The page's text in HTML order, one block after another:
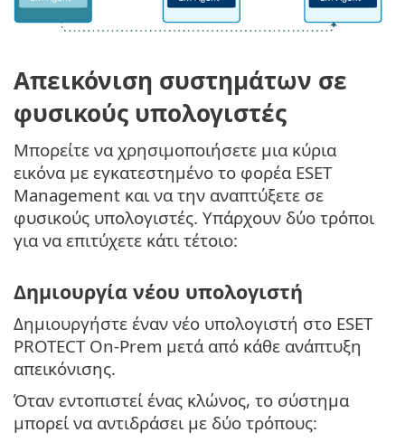
Απεικόνιση συστημάτων σε
φυσικούς υπολογιστές
Μπορείτε να χρησιμοποιήσετε μια κύρια
εικόνα με εγκατεστημένο το φορέα ESET
Management και να την αναπτύξετε σε
φυσικούς υπολογιστές. Υπάρχουν δύο τρόποι
για να επιτύχετε κάτι τέτοιο:
Δημιουργία νέου υπολογιστή
Δημιουργήστε έναν νέο υπολογιστή στο ESET
PROTECT On-Prem μετά από κάθε ανάπτυξη
απεικόνισης.
Όταν εντοπιστεί ένας κλώνος, το σύστημα
μπορεί να αντιδράσει με δύο τρόπους: